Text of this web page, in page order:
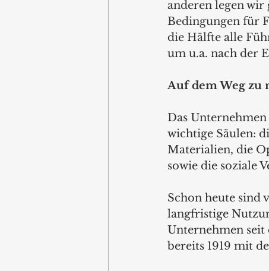
anderen legen wir
Bedingungen für
die Hälfte alle
um u.a. nach der
Auf dem Weg zu
Das
wichtige Säulen:
Materialien, die
sowie die soziale
Schon heute sind
langfristige
Unternehmen
bereits 1919 mit